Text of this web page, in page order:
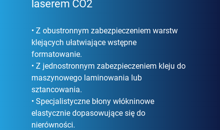
laserem CO2
• Z obustronnym zabezpieczeniem warstw
klejących ułatwiające wstępne
formatowanie.
• Z jednostronnym zabezpieczeniem kleju do
maszynowego laminowania lub
sztancowania.
• Specjalistyczne błony włókninowe
elastycznie dopasowujące się do
nierówności.